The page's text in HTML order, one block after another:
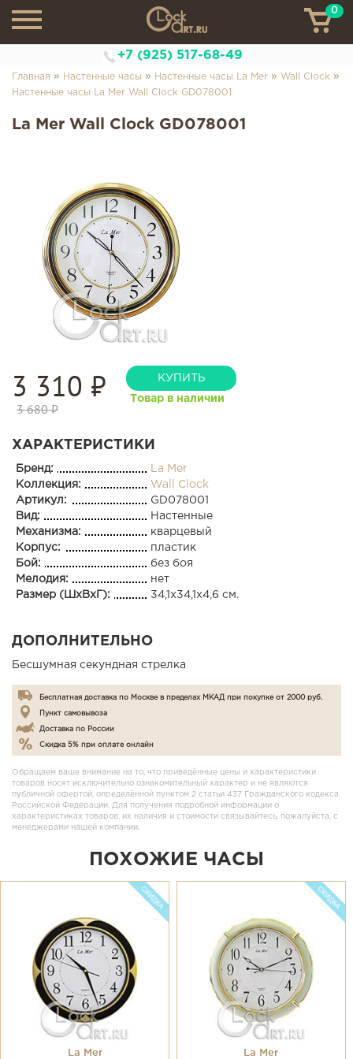
+7 (925) 517-68-49
ТН
0
Главная » Настенные часы » Настенные часы La Mer » Wall Clock »
Настенные часы La Mer Wall Clock GD078001
La Mer Wall Clock GD078001
3 310 ₽
3 680 ₽
КУПИТЬ
Товар в наличии
ХАРАКТЕРИСТИКИ
Бренд:
La Mer
Коллекция:
Wall Clock
Артикул:
GD078001
Вид:
Настенные
Механизма:
кварцевый
Корпус:
пластик
Бой:
без боя
Мелодия:
нет
Размер (ШхВхГ):
34,1x34,1x4,6 см.
ДОПОЛНИТЕЛЬНО
Бесшумная секундная стрелка
Бесплатная доставка по Москве в пределах МКАД при покупке от 2000 руб.
Пункт самовывоза
Доставка по России
Скидка 5% при оплате онлайн
Обращаем ваше внимание на то, что приведённые цены и характеристики
товаров носят исключительно ознакомительный характер и не являются
публичной офертой, определённой пунктом 2 статьи 437 Гражданского кодекса
Российской Федерации. Для получения подробной информации о
характеристиках товаров, их наличия и стоимости связывайтесь, пожалуйста, с
менеджерами нашей компании.
ПОХОЖИЕ ЧАСЫ
La Mer La Mer